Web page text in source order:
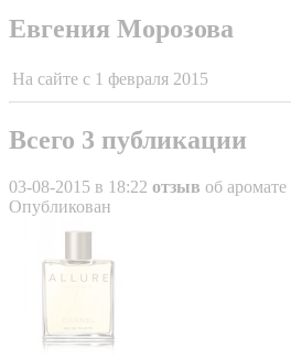
Евгения Морозова
На сайте с 1 февраля 2015
Всего 3 публикации
03-08-2015 в 18:22 отзыв об аромате
Опубликован